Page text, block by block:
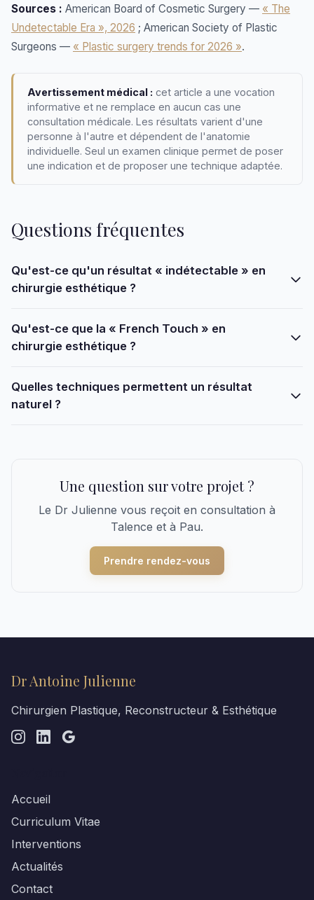
Sources : American Board of Cosmetic Surgery — « The
Undetectable Era », 2026 ; American Society of Plastic
Surgeons — « Plastic surgery trends for 2026 ».
Avertissement médical : cet article a une vocation
informative et ne remplace en aucun cas une
consultation médicale. Les résultats varient d'une
personne à l'autre et dépendent de l'anatomie
individuelle. Seul un examen clinique permet de poser
une indication et de proposer une technique adaptée.
Questions fréquentes
Qu'est-ce qu'un résultat « indétectable » en
chirurgie esthétique ?
Qu'est-ce que la « French Touch » en
chirurgie esthétique ?
Quelles techniques permettent un résultat
naturel ?
Une question sur votre projet ?
Le Dr Julienne vous reçoit en consultation à
Talence et à Pau.
Prendre rendez-vous
Dr Antoine Julienne
Chirurgien Plastique, Reconstructeur & Esthétique
Accueil
Curriculum Vitae
Interventions
Actualités
Contact